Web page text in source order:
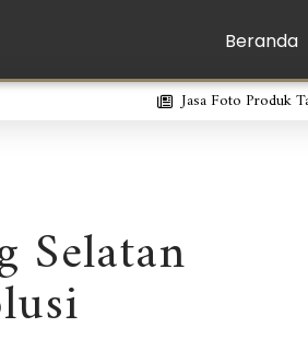
Beranda
Jasa Foto Produk
Selatan